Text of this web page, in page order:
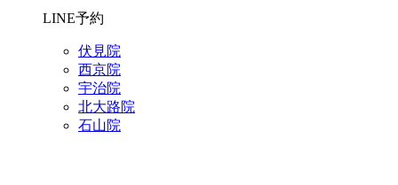
LINE予約
伏見院
西京院
宇治院
北大路院
石山院